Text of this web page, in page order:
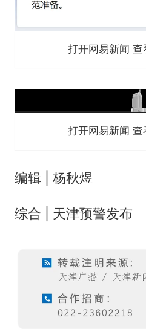
打开网易新闻
打开网易新闻
编辑 | 杨秋煜
综合 | 天津预警发布